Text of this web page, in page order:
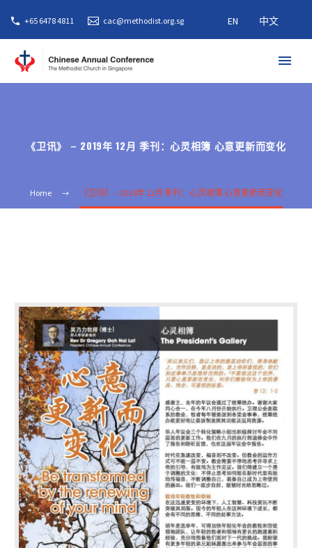
+65 6478 4811 cac@methodist.org.sg EN 中文
《卫讯》 – 2019年 12月 季刊：心灵相簿 心意更新而变化
Home 《卫讯》 – 2019年 12月 季刊：心灵相簿 心意更新而变化